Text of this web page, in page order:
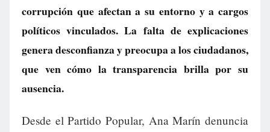
corrupción que afectan a su entorno y a cargos
políticos vinculados. La falta de explicaciones
genera desconfianza y preocupa a los ciudadanos,
que ven cómo la transparencia brilla por su
ausencia.
Desde el Partido Popular, Ana Marín denuncia